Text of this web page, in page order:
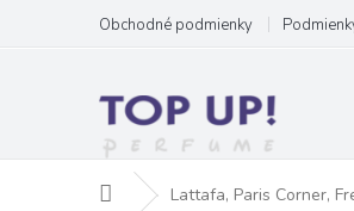
obsah
Obchodné podmienky
DomovLattafa, Paris Corner,